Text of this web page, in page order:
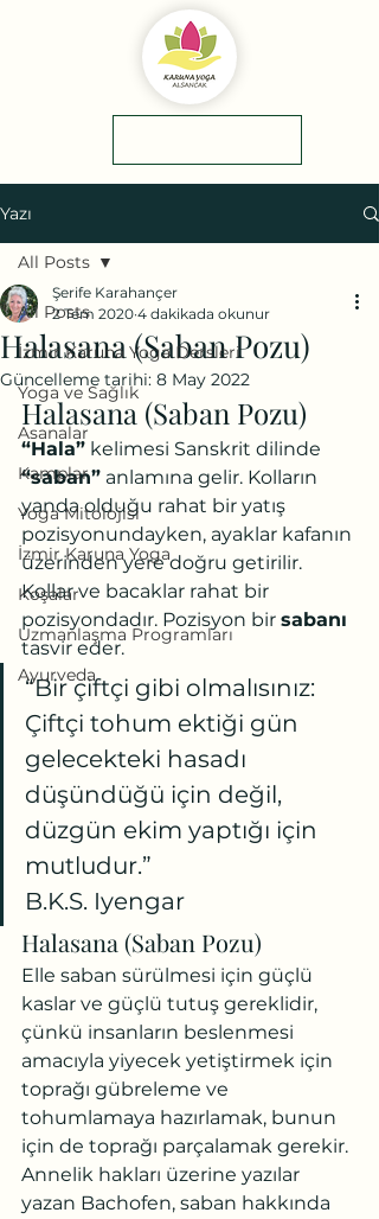
Yazı
All Posts
İzmir Karuna Yoga Dersleri
Yoga ve Sağlık
Asanalar
Kamplar
Yoga Mitolojisi
İzmir Karuna Yoga
Koşalar
Uzmanlaşma Programları
Ayurveda
All Posts
Halasana (Saban Pozu)
Şerife Karahançer
2 Tem 2020 4 dakikada okunur
Güncelleme tarihi: 8 May 2022
Halasana (Saban Pozu)
“Hala” kelimesi Sanskrit dilinde
“saban” anlamına gelir. Kolların
yanda olduğu rahat bir yatış
pozisyonundayken, ayaklar kafanın
üzerinden yere doğru getirilir.
Kollar ve bacaklar rahat bir
pozisyondadır. Pozisyon bir sabanı
tasvir eder.
“Bir çiftçi gibi olmalısınız:
Çiftçi tohum ektiği gün
gelecekteki hasadı
düşündüğü için değil,
düzgün ekim yaptığı için
mutludur.”
B.K.S. Iyengar
Halasana (Saban Pozu)
Elle saban sürülmesi için güçlü
kaslar ve güçlü tutuş gereklidir,
çünkü insanların beslenmesi
amacıyla yiyecek yetiştirmek için
toprağı gübreleme ve
tohumlamaya hazırlamak, bunun
için de toprağı parçalamak gerekir.
Annelik hakları üzerine yazılar
yazan Bachofen, saban hakkında